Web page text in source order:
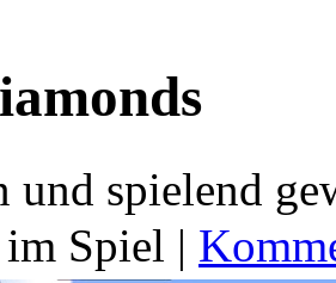
und spielend
Spiel |